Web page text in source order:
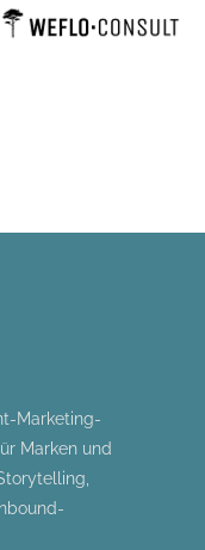
Marketing-
Marken und